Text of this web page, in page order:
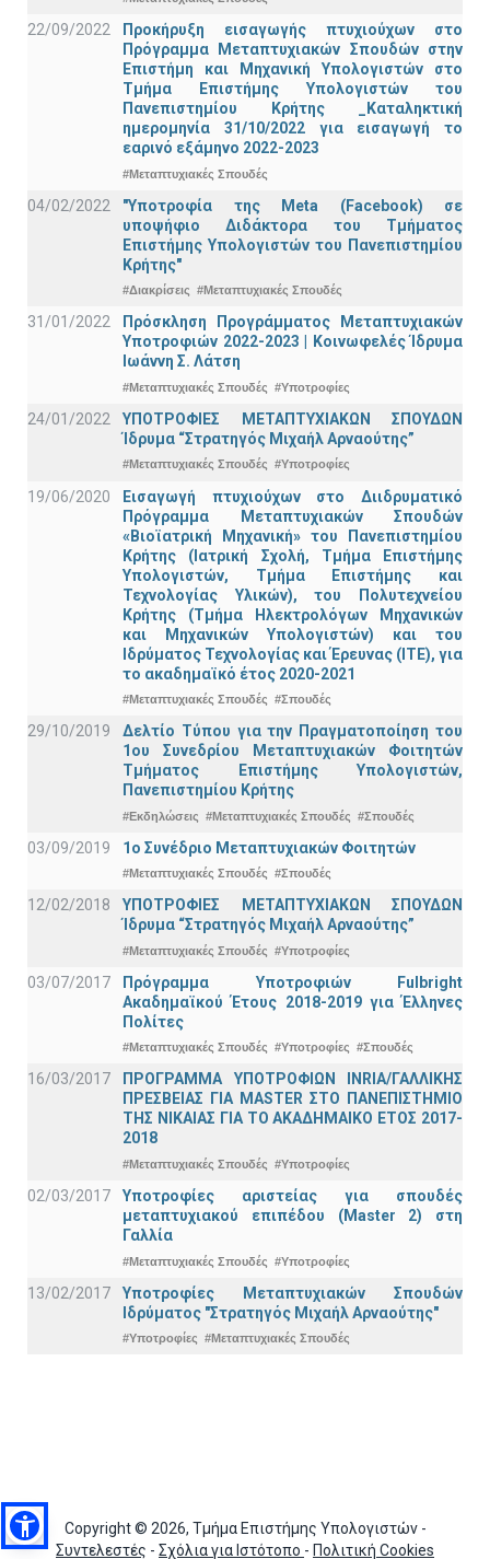
22/09/2022
Προκήρυξη εισαγωγής πτυχιούχων στo
Πρόγραμμα Μεταπτυχιακών Σπουδών στην
Επιστήμη και Μηχανική Υπολογιστών στο
Τμήμα Eπιστήμης Υπολογιστών του
Πανεπιστημίου Κρήτης _Καταληκτική
ημερομηνία 31/10/2022 για εισαγωγή το
εαρινό εξάμηνο 2022-2023
#Μεταπτυχιακές Σπουδές
04/02/2022
"Υποτροφία της Meta (Facebook) σε
υποψήφιο Διδάκτορα του Τμήματος
Επιστήμης Υπολογιστών του Πανεπιστημίου
Κρήτης"
#Διακρίσεις #Μεταπτυχιακές Σπουδές
31/01/2022
Πρόσκληση Προγράμματος Μεταπτυχιακών
Υποτροφιών 2022-2023 | Κοινωφελές Ίδρυμα
Ιωάννη Σ. Λάτση
#Μεταπτυχιακές Σπουδές #Υποτροφίες
24/01/2022
ΥΠΟΤΡΟΦΙΕΣ ΜΕΤΑΠΤΥΧΙΑΚΩΝ ΣΠΟΥΔΩΝ
Ίδρυμα “Στρατηγός Μιχαήλ Αρναούτης”
#Μεταπτυχιακές Σπουδές #Υποτροφίες
19/06/2020
Εισαγωγή πτυχιούχων στο Διιδρυματικό
Πρόγραμμα Μεταπτυχιακών Σπουδών
«Βιοϊατρική Μηχανική» του Πανεπιστημίου
Κρήτης (Ιατρική Σχολή, Τμήμα Επιστήμης
Υπολογιστών, Τμήμα Επιστήμης και
Τεχνολογίας Υλικών), του Πολυτεχνείου
Κρήτης (Τμήμα Ηλεκτρολόγων Μηχανικών
και Μηχανικών Υπολογιστών) και του
Ιδρύματος Τεχνολογίας και Έρευνας (ΙΤΕ), για
το ακαδημαϊκό έτος 2020-2021
#Μεταπτυχιακές Σπουδές #Σπουδές
29/10/2019
Δελτίο Τύπου για την Πραγματοποίηση του
1ου Συνεδρίου Μεταπτυχιακών Φοιτητών
Τμήματος Επιστήμης Υπολογιστών,
Πανεπιστημίου Κρήτης
#Εκδηλώσεις #Μεταπτυχιακές Σπουδές #Σπουδές
03/09/2019 1ο Συνέδριο Μεταπτυχιακών Φοιτητών
#Μεταπτυχιακές Σπουδές #Σπουδές
12/02/2018
ΥΠΟΤΡΟΦΙΕΣ ΜΕΤΑΠΤΥΧΙΑΚΩΝ ΣΠΟΥΔΩΝ
Ίδρυμα “Στρατηγός Μιχαήλ Αρναούτης”
#Μεταπτυχιακές Σπουδές #Υποτροφίες
03/07/2017
Πρόγραμμα Υποτροφιών Fulbright
Ακαδημαϊκού Έτους 2018-2019 για Έλληνες
Πολίτες
#Μεταπτυχιακές Σπουδές #Υποτροφίες #Σπουδές
16/03/2017
ΠΡΟΓΡΑΜΜΑ ΥΠΟΤΡΟΦΙΩΝ INRIA/ΓΑΛΛΙΚΗΣ
ΠΡΕΣΒΕΙΑΣ ΓΙΑ ΜASTER ΣΤΟ ΠΑΝΕΠΙΣΤΗΜΙΟ
ΤΗΣ ΝΙΚΑΙΑΣ ΓΙΑ ΤΟ ΑΚΑΔΗΜΑΙΚΟ ΕΤΟΣ 2017-
2018
#Μεταπτυχιακές Σπουδές #Υποτροφίες
02/03/2017
Υποτροφίες αριστείας για σπουδές
μεταπτυχιακού επιπέδου (Master 2) στη
Γαλλία
#Μεταπτυχιακές Σπουδές #Υποτροφίες
13/02/2017
Υποτροφίες Μεταπτυχιακών Σπουδών
Ιδρύματος "Στρατηγός Μιχαήλ Αρναούτης"
#Υποτροφίες #Μεταπτυχιακές Σπουδές
Copyright © 2026, Τμήμα Επιστήμης Υπολογιστών -
Συντελεστές - Σχόλια για Ιστότοπο - Πολιτική Cookies